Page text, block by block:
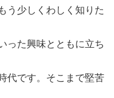
う少しくわしく知りた
った興味とともに立ち
代です。そこまで堅苦